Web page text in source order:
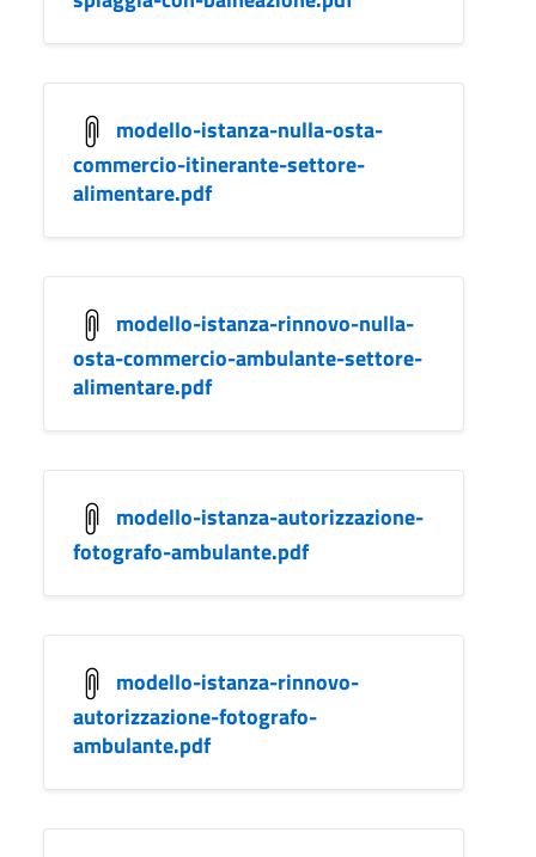
modello-istanza-nulla-osta-
commercio-itinerante-settore-
alimentare.pdf
modello-istanza-rinnovo-nulla-
osta-commercio-ambulante-settore-
alimentare.pdf
modello-istanza-autorizzazione-
fotografo-ambulante.pdf
modello-istanza-rinnovo-
autorizzazione-fotografo-
ambulante.pdf